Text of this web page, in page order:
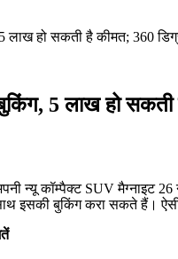
लाख हो सकती है कीमत; 360
5 लाख हो
अपनी न्यू कॉम्पैक्ट SUV
इसकी बुकिंग करा सकते हैं।